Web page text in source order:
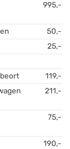
995,-
50,-
25,-
119,-
211,-
75,-
190,-